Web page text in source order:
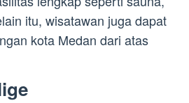
itu, wisatawan juga dapat
kota Medan dari atas